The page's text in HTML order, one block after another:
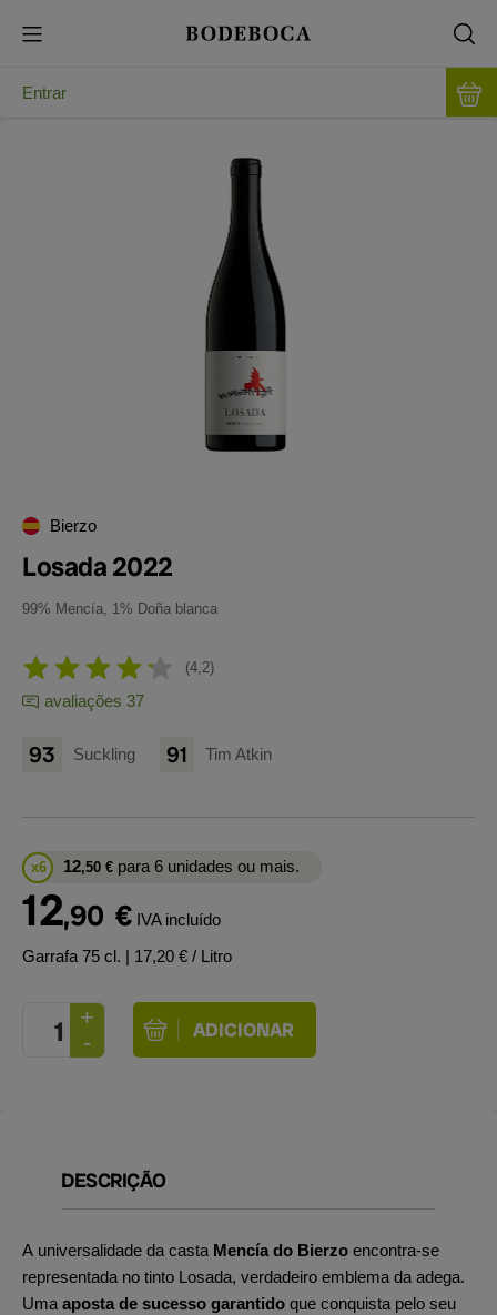
Entrar
Bierzo
Losada 2022
99% Mencía, 1% Doña blanca
4,2
avaliações 37
93 Suckling 91 Tim Atkin
x6 12,50 € para 6 unidades ou mais.
12,90 € IVA incluído
Garrafa 75 cl. | 17,20 € / Litro
DESCRIÇÃO
A universalidade da casta Mencía do Bierzo encontra-se
representada no tinto Losada, verdadeiro emblema da adega.
Uma aposta de sucesso garantido que conquista pelo seu